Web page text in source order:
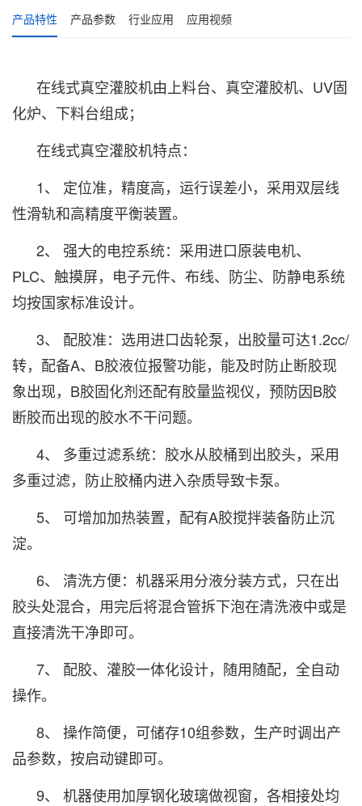
产品特性 产品参数 行业应用 应用视频
在线式真空灌胶机由上料台、真空灌胶机、UV固
化炉、下料台组成；
在线式真空灌胶机特点：
1、 定位准，精度高，运行误差小，采用双层线
性滑轨和高精度平衡装置。
2、 强大的电控系统：采用进口原装电机、
PLC、触摸屏，电子元件、布线、防尘、防静电系统
均按国家标准设计。
3、 配胶准：选用进口齿轮泵，出胶量可达1.2cc/
转，配备A、B胶液位报警功能，能及时防止断胶现
象出现，B胶固化剂还配有胶量监视仪，预防因B胶
断胶而出现的胶水不干问题。
4、 多重过滤系统：胶水从胶桶到出胶头，采用
多重过滤，防止胶桶内进入杂质导致卡泵。
5、 可增加加热装置，配有A胶搅拌装备防止沉
淀。
6、 清洗方便：机器采用分液分装方式，只在出
胶头处混合，用完后将混合管拆下泡在清洗液中或是
直接清洗干净即可。
7、 配胶、灌胶一体化设计，随用随配，全自动
操作。
8、 操作简便，可储存10组参数，生产时调出产
品参数，按启动键即可。
9、 机器使用加厚钢化玻璃做视窗，各相接处均